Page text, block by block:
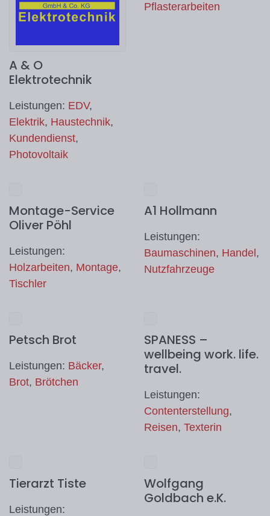
A & O
Elektrotechnik
Leistungen: EDV,
Elektrik, Haustechnik,
Kundendienst,
Photovoltaik
Pflasterarbeiten
Montage-Service
Oliver Pöhl
Leistungen:
Holzarbeiten, Montage,
Tischler
A1 Hollmann
Leistungen:
Baumaschinen, Handel ,
Nutzfahrzeuge
Petsch Brot
Leistungen: Bäcker,
Brot, Brötchen
SPANESS –
wellbeing work. life.
travel.
Leistungen:
Contenterstellung,
Reisen, Texterin
Tierarzt Tiste
Leistungen:
Wolfgang
Goldbach e.K.